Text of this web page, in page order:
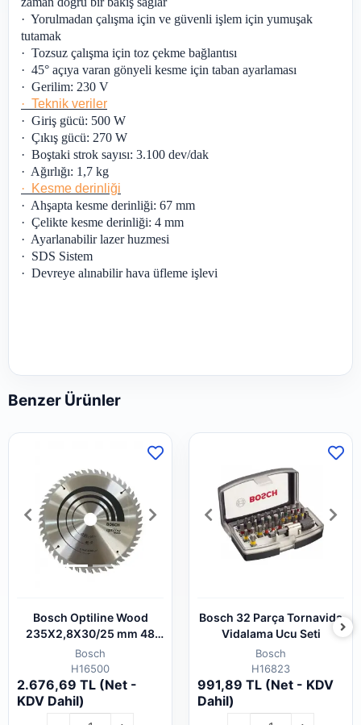
· Yorulmadan çalışma için ve güvenli işlem için yumuşak
tutamak
· Tozsuz çalışma için toz çekme bağlantısı
· 45° açıya varan gönyeli kesme için taban ayarlaması
· Gerilim: 230 V
· Teknik veriler
· Giriş gücü: 500 W
· Çıkış gücü: 270 W
· Boştaki strok sayısı: 3.100 dev/dak
· Ağırlığı: 1,7 kg
·
Kesme derinliği
· Ahşapta kesme derinliği: 67 mm
· Çelikte kesme derinliği: 4 mm
· Ayarlanabilir lazer huzmesi
· SDS Sistem
· Devreye alınabilir hava üfleme işlevi
Benzer Ürünler
Bosch Optiline Wood
235X2,8X30/25 mm 48
Diş Testere
Bosch
H16500
2.676,69 TL (Net -
KDV Dahil)
Bosch 32 Parça Tornavida
Vidalama Ucu Seti
Bosch
H16823
991,89 TL (Net - KDV
Dahil)